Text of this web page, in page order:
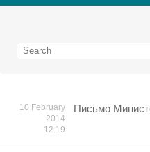
10 February
2014
12:19
Письмо